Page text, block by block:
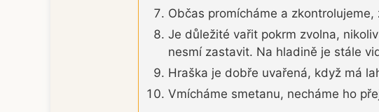
Občas promícháme a
Je důležité vařit pokrm zvolna,
nesmí zastavit. Na hladině je stále
Hraška je dobře uvařená, když má
Vmícháme smetanu, necháme ho